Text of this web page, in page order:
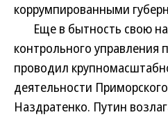
коррумпированными
Еще в бытность свою
контрольного управления
проводил
деятельности
Наздратенко. Путин